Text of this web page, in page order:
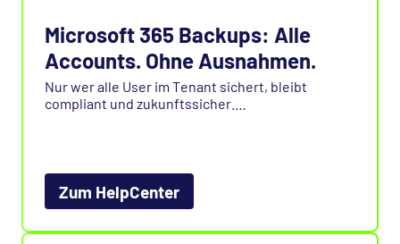
Microsoft 365 Backups: Alle
Accounts. Ohne Ausnahmen.
Nur wer alle User im Tenant sichert, bleibt
compliant und zukunftssicher.
Zum HelpCenter